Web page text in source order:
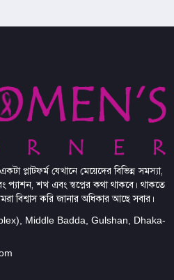
প্লাটফর্ম যেখানে মেয়েদের বিভিন্ন সমস্যা,
প্যাশন, শখ এবং স্বপ্নের কথা থাকবে। থাকতে
বিশ্বাস করি জানার অধিকার আছে সবার।
Middle Badda, Gulshan, Dhaka-